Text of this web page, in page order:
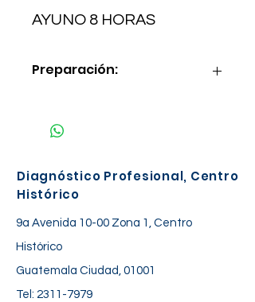
AYUNO 8 HORAS
Preparación:
Diagnóstico Profesional, Centro
Histórico
9a Avenida 10-00 Zona 1, Centro
Histórico
Guatemala Ciudad, 01001
Tel: 2311-7979